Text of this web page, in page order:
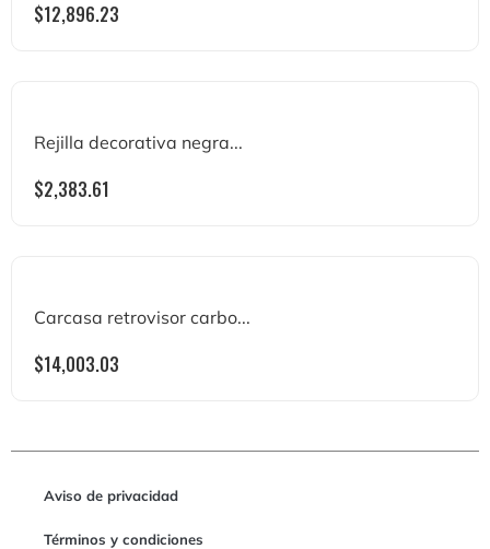
$12,896.23
Rejilla decorativa negra...
$2,383.61
Carcasa retrovisor carbo...
$14,003.03
Aviso de privacidad
Términos y condiciones